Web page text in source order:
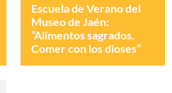
Escuela de Verano del
Museo de Jaén:
“Alimentos sagrados.
Comer con los dioses”